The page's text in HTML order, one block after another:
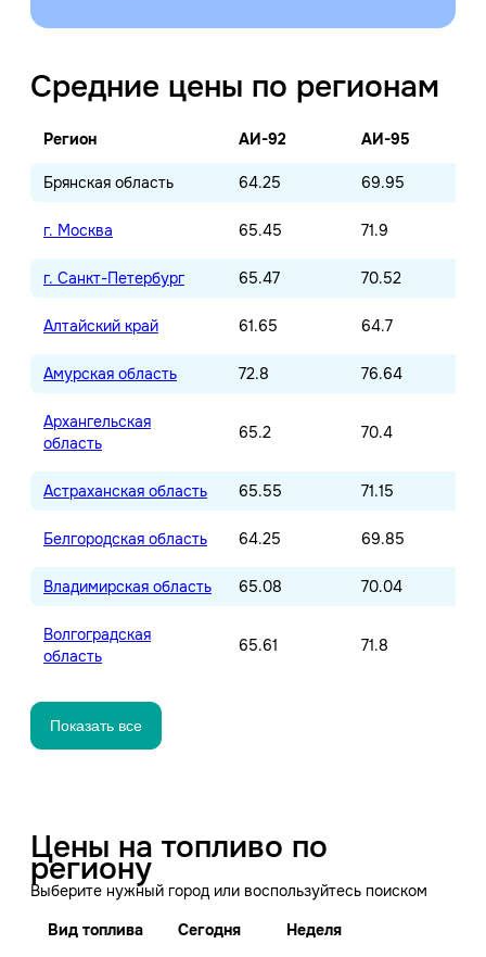
Средние цены по регионам
Регион АИ-92 АИ-95
Брянская область 64.25 69.95
г. Москва 65.45 71.9
г. Санкт-Петербург 65.47 70.52
Алтайский край 61.65 64.7
Амурская область 72.8 76.64
Архангельская
область
65.2 70.4
Астраханская область 65.55 71.15
Белгородская область 64.25 69.85
Владимирская область 65.08 70.04
Волгоградская
область
65.61 71.8
Показать все
Цены на топливо по
региону
Выберите нужный город или воспользуйтесь поиском
Вид топлива
Сегодня Неделя